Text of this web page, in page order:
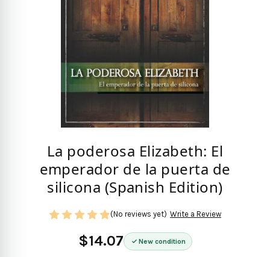
La poderosa Elizabeth: El
emperador de la puerta de
silicona (Spanish Edition)
$14.07 New condition
(No reviews yet) Write a Review